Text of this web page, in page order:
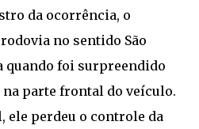
da ocorrência, o
no sentido São
quando foi surpreendido
parte frontal do veículo.
ele perdeu o controle da